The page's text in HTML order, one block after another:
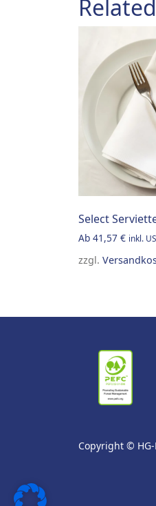
Select
Ab 41,57 € inkl.
zzgl.
Copyright ©